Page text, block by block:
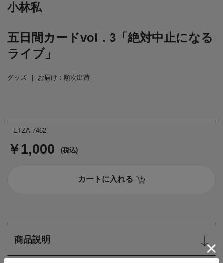
小林私
五日間カードvol．3「絶対中止になる
ライブ」
グッズ お届け：順次出荷
ETZA-7462
￥1,000 (税込)
カートに入れる
商品説明